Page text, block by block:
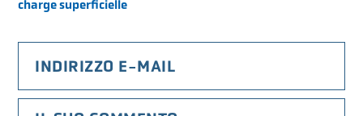
LOGIN
charge superficielle